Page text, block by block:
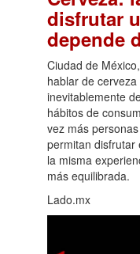
disfrutar
depende
Ciudad de
hablar de
inevitablemente
hábitos de
vez más
permitan disfrutar
la misma
más equilibrada.
Lado.mx